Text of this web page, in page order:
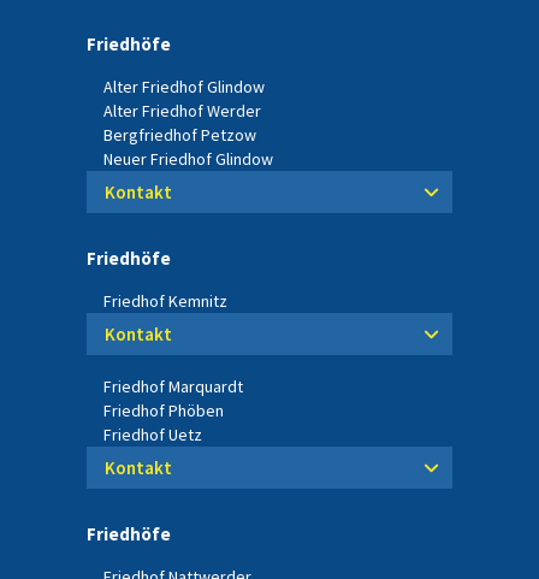
Friedhöfe
Alter Friedhof Glindow
Alter Friedhof Werder
Bergfriedhof Petzow
Neuer Friedhof Glindow
Kontakt
Friedhöfe
Friedhof Kemnitz
Kontakt
Friedhof Marquardt
Friedhof Phöben
Friedhof Uetz
Kontakt
Friedhöfe